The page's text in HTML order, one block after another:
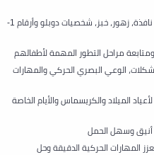
تتضمن سيارة بعجلات متحركة، سقف، نافذة، زهور، خبز، شخصيات دوبلو وأرقام 1-
مراحل التطور المهمة لأطفالهم
الوعي البصري الحركي والمهارات
الميلاد والكريسماس والأيام الخاصة
وسهل الحمل
المهارات الحركية الدقيقة وحل